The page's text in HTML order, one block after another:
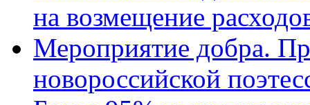
на возмещение
Мероприятие добра.
новороссийской